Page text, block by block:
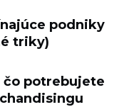
podniky
triky)
čo potrebujete